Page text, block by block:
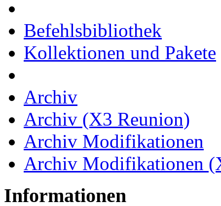
Befehlsbibliothek
Kollektionen und Pakete
Archiv
Archiv (X3 Reunion)
Archiv Modifikationen
Archiv Modifikationen
Informationen